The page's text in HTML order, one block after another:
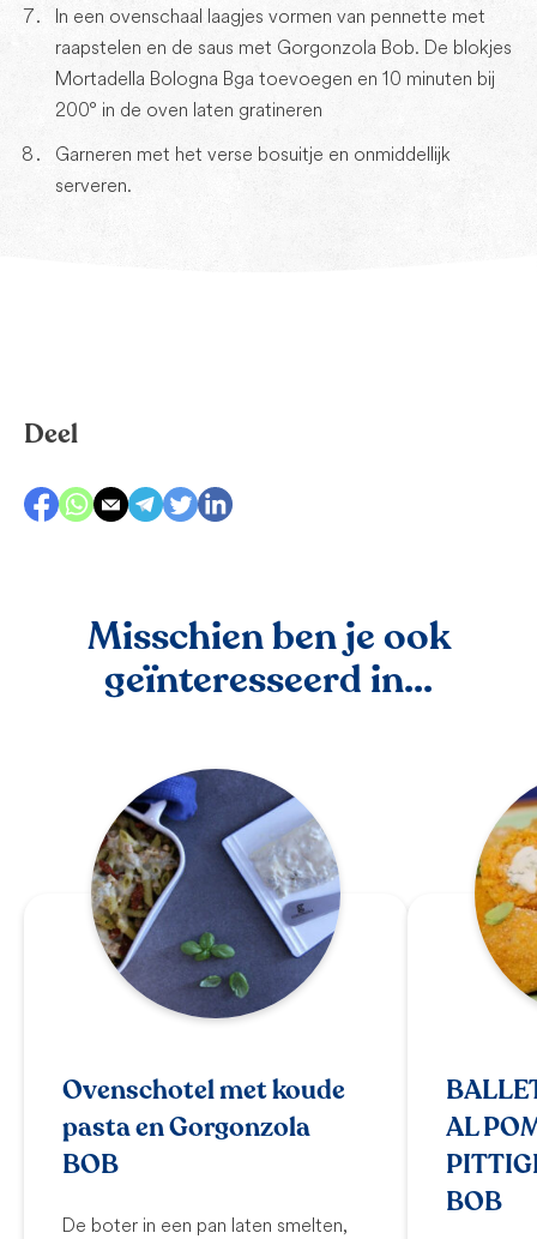
In een ovenschaal laagjes vormen van pennette met
raapstelen en de saus met Gorgonzola Bob. De blokjes
Mortadella Bologna Bga toevoegen en 10 minuten bij
200° in de oven laten gratineren
Garneren met het verse bosuitje en onmiddellijk
serveren.
Deel
Misschien ben je ook
geïnteresseerd in...
Ovenschotel met koude
pasta en Gorgonzola
BOB
De boter in een pan laten smelten,
AL
BOB